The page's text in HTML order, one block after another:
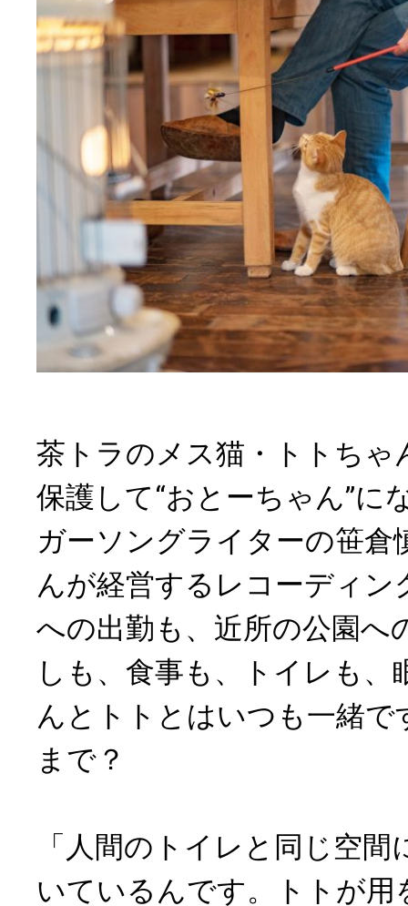
茶トラのメス猫・トトちゃ
保護して“おとーちゃん”に
ガーソングライターの笹倉
んが経営するレコーディン
への出勤も、近所の公園へ
しも、食事も、トイレも、
んとトトとはいつも一緒
まで？
「人間のトイレと同じ空
いているんです。トトが用